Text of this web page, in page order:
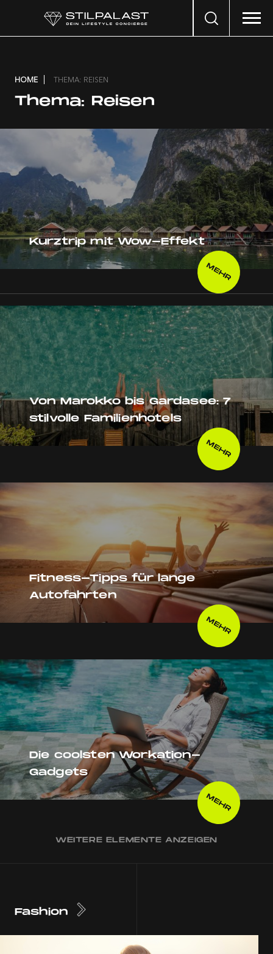
Search
HOME THEMA: REISEN
Thema: Reisen
Kurztrip mit Wow-Effekt
MEHR
Von Marokko bis Gardasee: 7
stilvolle Familienhotels
MEHR
Fitness-Tipps für lange
Autofahrten
MEHR
Die coolsten Workation-
Gadgets
MEHR
WEITERE ELEMENTE ANZEIGEN
Fashion